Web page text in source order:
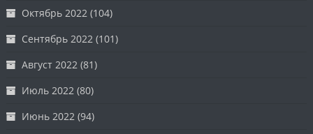
Октябрь 2022 (104)
Сентябрь 2022 (101)
Август 2022 (81)
Июль 2022 (80)
Июнь 2022 (94)